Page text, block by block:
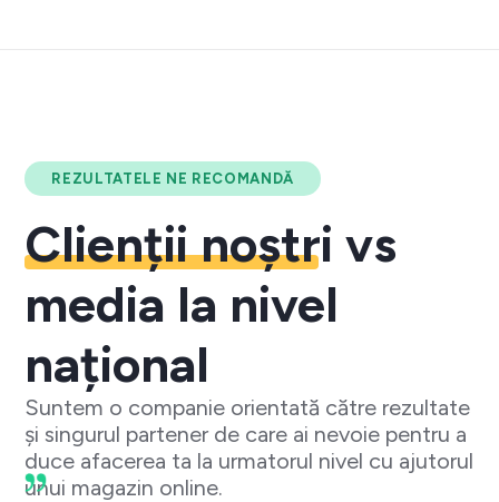
REZULTATELE NE RECOMANDĂ
Clienții noștri vs
media la nivel
național
Suntem o companie orientată către rezultate
și singurul partener de care ai nevoie pentru a
duce afacerea ta la urmatorul nivel cu ajutorul
unui magazin online.